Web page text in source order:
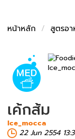
หน้าหลัก
สูตรอ
เค้กส้ม
Ice_mocca
22 Jun 2554